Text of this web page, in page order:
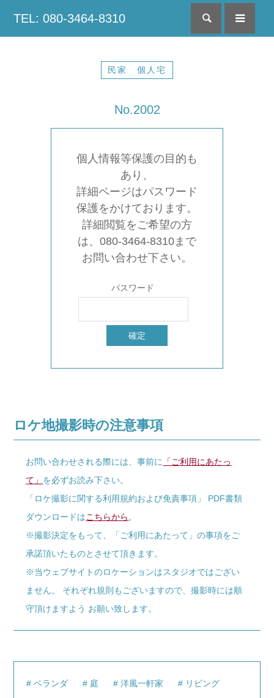
TEL: 080-3464-8310 検索
民家 個人宅
No.2002
個人情報等保護の目的も
あり、
詳細ページはパスワード
保護をかけております。
詳細閲覧をご希望の方
は、080-3464-8310まで
お問い合わせ下さい。
パスワード
ロケ地撮影時の注意事項
お問い合わせされる際には、事前に 「ご利用にあたっ
て」 を必ずお読み下さい。
「ロケ撮影に関する利用規約および免責事項」 PDF書類
ダウンロードはこちらから。
※撮影決定をもって、「ご利用にあたって」の事項をご
承諾頂いたものとさせて頂きます。
※当ウェブサイトのロケーションはスタジオではござい
ません。 それぞれ規則もございますので、撮影時には順
守頂けますよう お願い致します。
ベランダ 庭 洋風一軒家 リビング